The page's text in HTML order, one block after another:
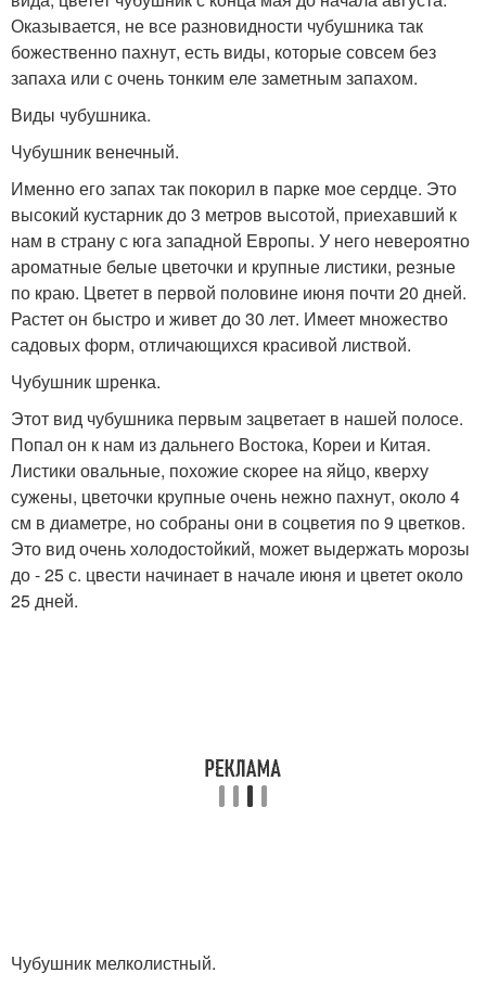
Оказывается, не все разновидности чубушника так
божественно пахнут, есть виды, которые совсем без
запаха или с очень тонким еле заметным запахом.
Виды чубушника.
Чубушник венечный.
Именно его запах так покорил в парке мое сердце. Это
высокий кустарник до 3 метров высотой, приехавший к
нам в страну с юга западной Европы. У него невероятно
ароматные белые цветочки и крупные листики, резные
по краю. Цветет в первой половине июня почти 20 дней.
Растет он быстро и живет до 30 лет. Имеет множество
садовых форм, отличающихся красивой листвой.
Чубушник шренка.
Этот вид чубушника первым зацветает в нашей полосе.
Попал он к нам из дальнего Востока, Кореи и Китая.
Листики овальные, похожие скорее на яйцо, кверху
сужены, цветочки крупные очень нежно пахнут, около 4
см в диаметре, но собраны они в соцветия по 9 цветков.
Это вид очень холодостойкий, может выдержать морозы
до - 25 с. цвести начинает в начале июня и цветет около
25 дней.
Чубушник мелколистный.